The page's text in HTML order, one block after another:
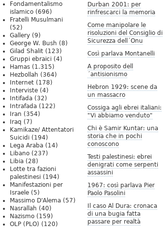
Durban 2001: per
rinfrescarci la memoria
Come manipolare le
risoluzioni del Consiglio di
Sicurezza dell´Onu
Così parlava Montanelli
A proposito dell
´antisionismo
Hebron 1929: scene da
un massacro
Cossiga agli ebrei italiani:
"Vi abbiamo venduto"
Chi è Samir Kuntar: una
storia che in pochi
conoscono
Testi palestinesi: ebrei
denigrati come serpenti
assassini
1967: così parlava Pier
Paolo Pasolini
Il caso Al Dura: cronaca
di una bugia fatta
passare per realtà
Fondamentalismo
islamico (696)
Fratelli Musulmani
(52)
Gallery (9)
George W. Bush (8)
Gilad Shalit (123)
Gruppi ebraici (4)
Hamas (1.315)
Hezbollah (364)
Internet (178)
Interviste (4)
Intifada (32)
Intrafada (122)
Iran (354)
Iraq (7)
Kamikaze/ Attentatori
Suicidi (194)
Lega Araba (14)
Libano (237)
Libia (28)
Lotte tra fazioni
palestinesi (194)
Manifestazioni per
Israele (5)
Massimo D'Alema (57)
Nasrallah (40)
Nazismo (159)
OLP (PLO) (120)